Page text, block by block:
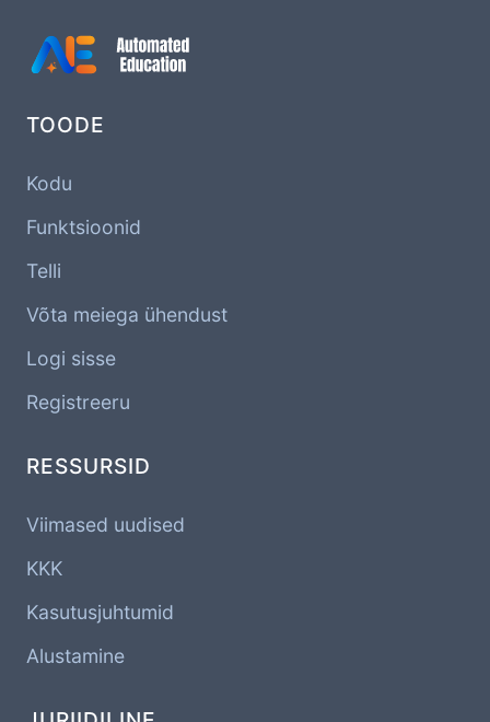
TOODE
Kodu
Funktsioonid
Telli
Võta meiega ühendust
Logi sisse
Registreeru
RESSURSID
Viimased uudised
KKK
Kasutusjuhtumid
Alustamine